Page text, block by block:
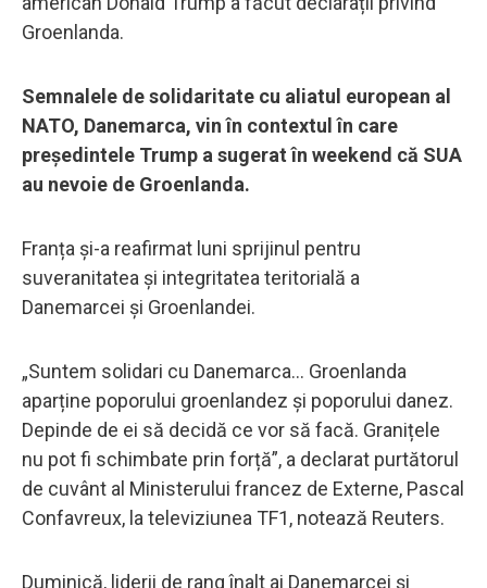
Groenlanda.
Semnalele de solidaritate cu aliatul european al
NATO, Danemarca, vin în contextul în care
președintele Trump a sugerat în weekend că SUA
au nevoie de Groenlanda.
Franța și-a reafirmat luni sprijinul pentru
suveranitatea și integritatea teritorială a
Danemarcei și Groenlandei.
„Suntem solidari cu Danemarca... Groenlanda
aparține poporului groenlandez și poporului danez.
Depinde de ei să decidă ce vor să facă. Granițele
nu pot fi schimbate prin forță”, a declarat purtătorul
de cuvânt al Ministerului francez de Externe, Pascal
Confavreux, la televiziunea TF1, notează Reuters.
Duminică, liderii de rang înalt ai Danemarcei și